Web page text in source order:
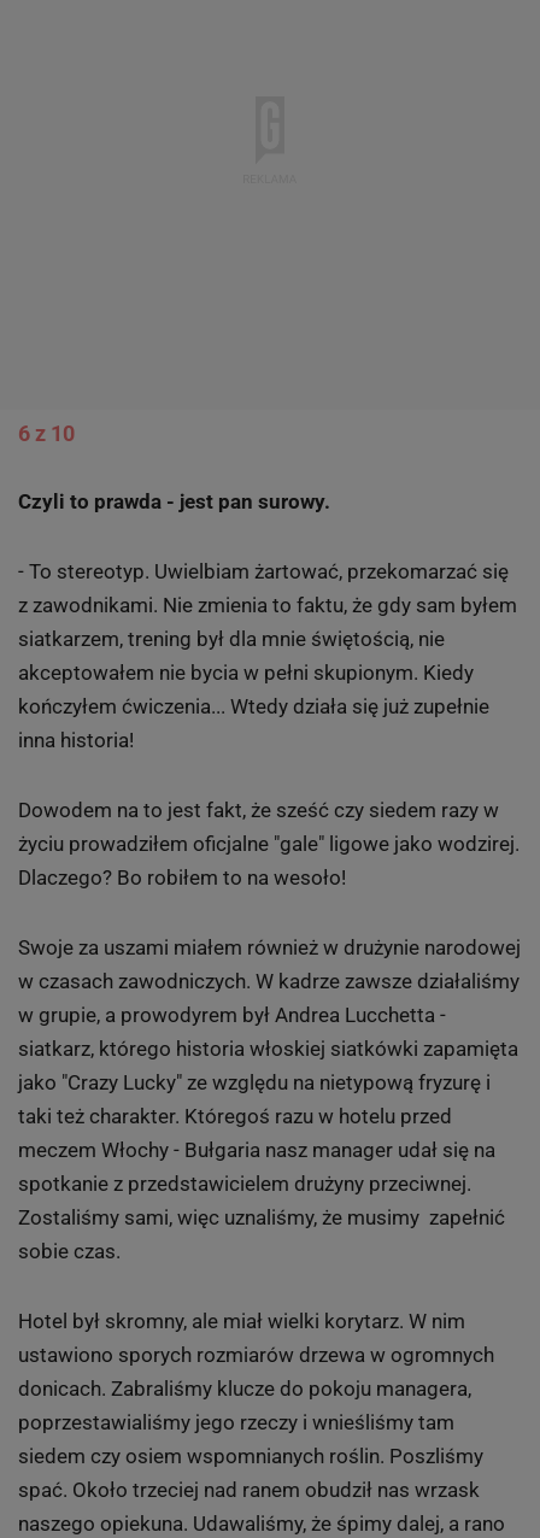
6 z 10
Czyli to prawda - jest pan surowy.
- To stereotyp. Uwielbiam żartować, przekomarzać się
z zawodnikami. Nie zmienia to faktu, że gdy sam byłem
siatkarzem, trening był dla mnie świętością, nie
akceptowałem nie bycia w pełni skupionym. Kiedy
kończyłem ćwiczenia... Wtedy działa się już zupełnie
inna historia!
Dowodem na to jest fakt, że sześć czy siedem razy w
życiu prowadziłem oficjalne "gale" ligowe jako wodzirej.
Dlaczego? Bo robiłem to na wesoło!
Swoje za uszami miałem również w drużynie narodowej
w czasach zawodniczych. W kadrze zawsze działaliśmy
w grupie, a prowodyrem był Andrea Lucchetta -
siatkarz, którego historia włoskiej siatkówki zapamięta
jako "Crazy Lucky" ze względu na nietypową fryzurę i
taki też charakter. Któregoś razu w hotelu przed
meczem Włochy - Bułgaria nasz manager udał się na
spotkanie z przedstawicielem drużyny przeciwnej.
Zostaliśmy sami, więc uznaliśmy, że musimy zapełnić
sobie czas.
Hotel był skromny, ale miał wielki korytarz. W nim
ustawiono sporych rozmiarów drzewa w ogromnych
donicach. Zabraliśmy klucze do pokoju managera,
poprzestawialiśmy jego rzeczy i wnieśliśmy tam
siedem czy osiem wspomnianych roślin. Poszliśmy
spać. Około trzeciej nad ranem obudził nas wrzask
naszego opiekuna. Udawaliśmy, że śpimy dalej, a rano